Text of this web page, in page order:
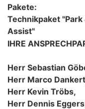
Pakete:
Technikpaket
Assist"
IHRE
Herr Sebastian
Herr Marco
Herr Kevin Tröbs,
Herr Dennis